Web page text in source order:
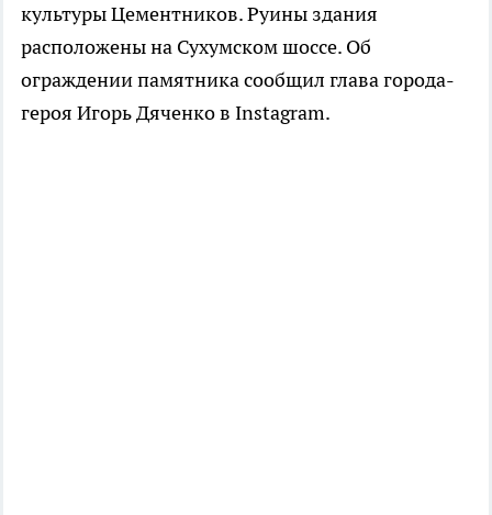
культуры Цементников. Руины здания
расположены на Сухумском шоссе. Об
ограждении памятника сообщил глава города-
героя Игорь Дяченко в Instagram.